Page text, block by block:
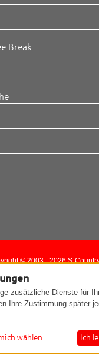
Break
© 2003 - 2026 S-
Impressum
zusätzliche Dienste für
Ihre Zustimmung später
wählen Ich